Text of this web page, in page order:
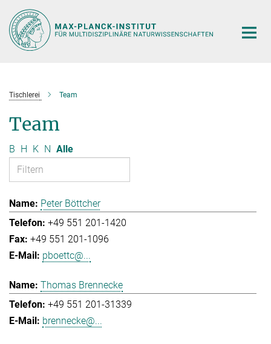
Hauptinhalt
Tischlerei Team
Team
B H K N Alle
Peter Böttcher
+49 551 201-1420
+49 551 201-1096
pboettc@...
Thomas Brennecke
+49 551 201-31339
brennecke@...